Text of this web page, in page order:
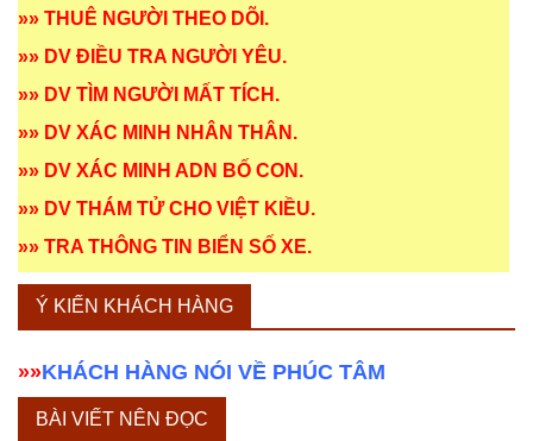
»» THUÊ NGƯỜI THEO DÕI .
»» DV ĐIỀU TRA NGƯỜI YÊU.
»» DV TÌM NGƯỜI MẤT TÍCH .
»» DV XÁC MINH NHÂN THÂN .
»» DV XÁC MINH ADN BỐ CON .
»» DV THÁM TỬ CHO VIỆT KIỀU.
»» TRA THÔNG TIN BIỂN SỐ XE.
Ý KIẾN KHÁCH HÀNG
»»KHÁCH HÀNG NÓI VỀ PHÚC TÂM
BÀI VIẾT NÊN ĐỌC